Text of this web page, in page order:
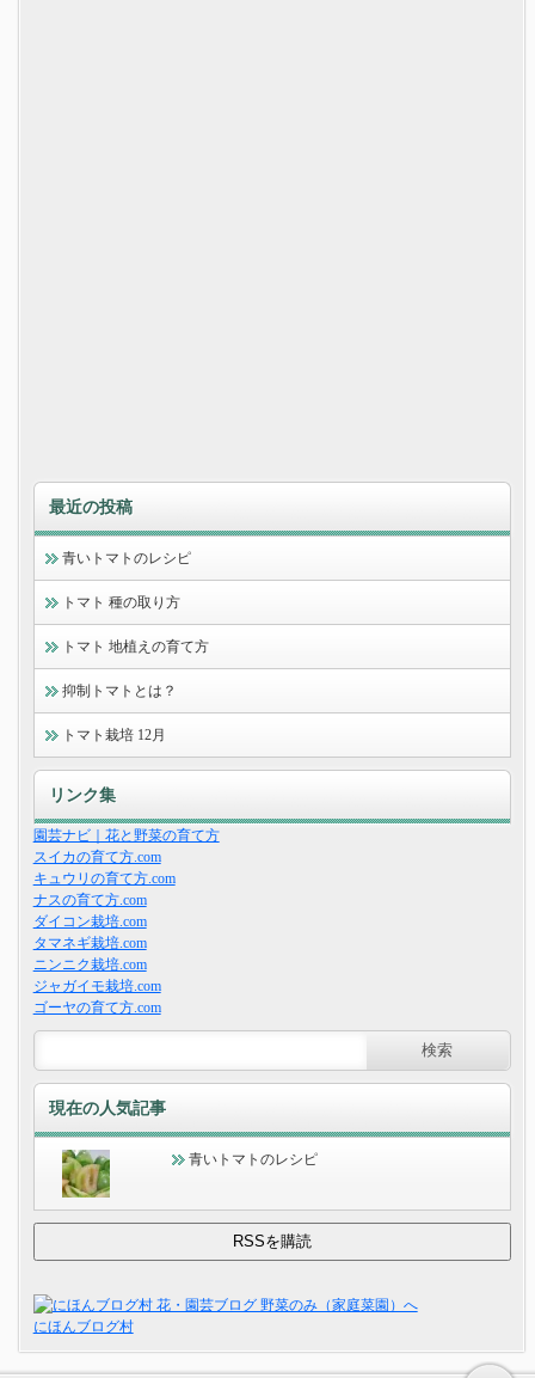
最近の投稿
青いトマトのレシピ
トマト 種の取り方
トマト 地植えの育て方
抑制トマトとは？
トマト栽培 12月
リンク集
園芸ナビ｜花と野菜の育て方
スイカの育て方.com
キュウリの育て方.com
ナスの育て方.com
ダイコン栽培.com
タマネギ栽培.com
ニンニク栽培.com
ジャガイモ栽培.com
ゴーヤの育て方.com
現在の人気記事
青いトマトのレシピ
にほんブログ村